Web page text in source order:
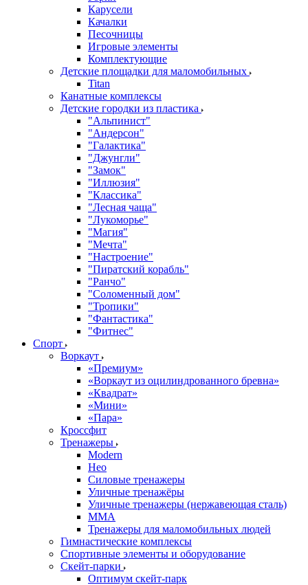
Карусели
Качалки
Песочницы
Игровые элементы
Комплектующие
Детские площадки для маломобильных
Titan
Канатные комплексы
Детские городки из пластика
"Альпинист"
"Андерсон"
"Галактика"
"Джунгли"
"Замок"
"Иллюзия"
"Классика"
"Лесная чаща"
"Лукоморье"
"Магия"
"Мечта"
"Настроение"
"Пиратский корабль"
"Ранчо"
"Соломенный дом"
"Тропики"
"Фантастика"
"Фитнес"
Спорт
Воркаут
«Премиум»
«Воркаут из оцилиндрованного бревна»
«Квадрат»
«Мини»
«Пара»
Кроссфит
Тренажеры
Modern
Нео
Силовые тренажеры
Уличные тренажёры
Уличные тренажеры (нержавеющая сталь)
ММА
Тренажеры для маломобильных людей
Гимнастические комплексы
Спортивные элементы и оборудование
Скейт-парки
Оптимум скейт-парк